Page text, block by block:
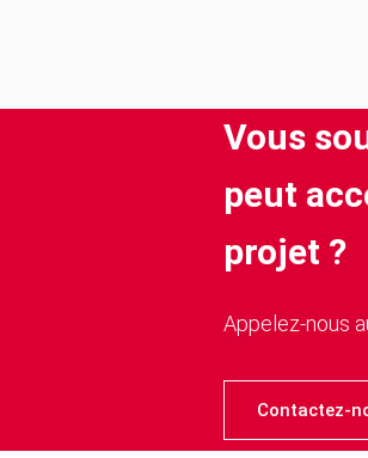
Vous
peut
projet ?
Appelez-nous
Contactez-